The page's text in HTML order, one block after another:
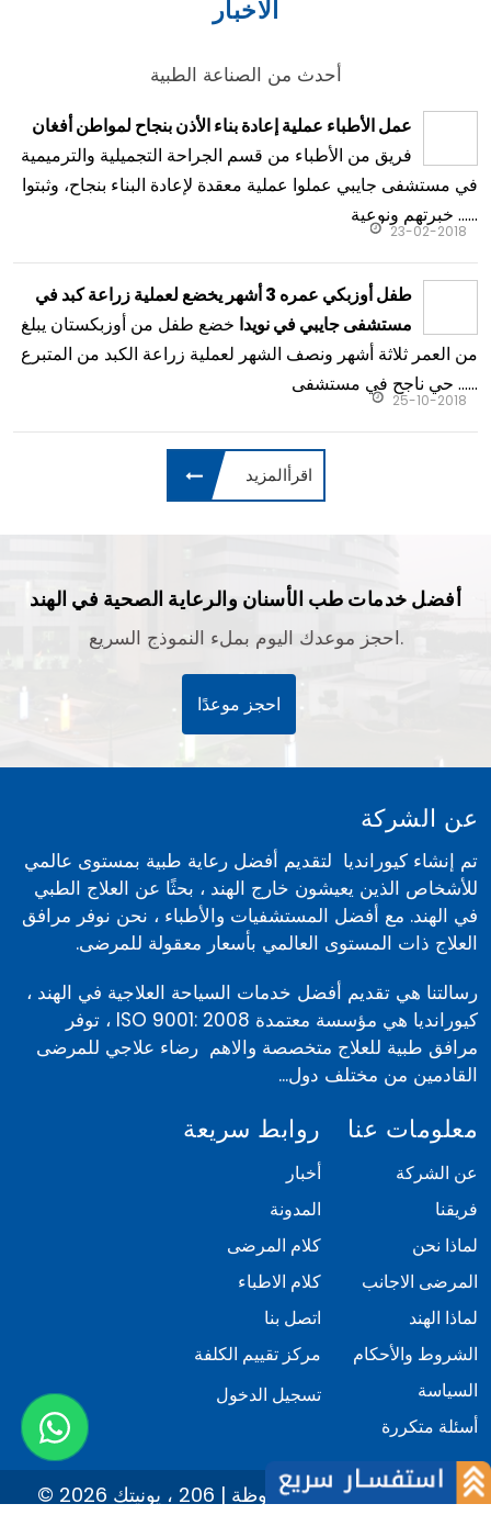
الاخبار
أحدث من الصناعة الطبية
عمل الأطباء عملية إعادة بناء الأذن بنجاح لمواطن أفغان
فريق من الأطباء من قسم الجراحة التجميلية والترميمية
في مستشفى جايبي عملوا عملية معقدة لإعادة البناء بنجاح، وثبتوا
خبرتهم ونوعية ......
23-02-2018
طفل أوزبكي عمره 3 أشهر يخضع لعملية زراعة كبد في
مستشفى جايبي في نويدا خضع طفل من أوزبكستان يبلغ
من العمر ثلاثة أشهر ونصف الشهر لعملية زراعة الكبد من المتبرع
حي ناجح في مستشفى ......
25-10-2018
اقرأالمزيد
أفضل خدمات طب الأسنان والرعاية الصحية في الهند
احجز موعدك اليوم بملء النموذج السريع.
احجز موعدًا
عن الشركة
تم إنشاء كيورانديا لتقديم أفضل رعاية طبية بمستوى عالمي
للأشخاص الذين يعيشون خارج الهند ، بحثًا عن العلاج الطبي
في الهند. مع أفضل المستشفيات والأطباء ، نحن نوفر مرافق
العلاج ذات المستوى العالمي بأسعار معقولة للمرضى.
رسالتنا هي تقديم أفضل خدمات السياحة العلاجية في الهند ،
كيورانديا هي مؤسسة معتمدة ISO 9001: 2008 ، توفر
مرافق طبية للعلاج متخصصة والاهم رضاء علاجي للمرضى
القادمين من مختلف دول...
معلومات عنا
عن الشركة
فريقنا
لماذا نحن
المرضى الاجانب
لماذا الهند
الشروط والأحكام
السياسة
أسئلة متكررة
روابط سريعة
أخبار
المدونة
كلام المرضى
كلام الاطباء
اتصل بنا
مركز تقييم الكلفة
تسجيل الدخول
© 2026 كيور انديا. كل الحقوق محفوظة | 206 ، يونيتك